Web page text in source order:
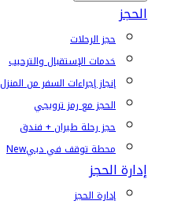
الحجز
حجز الرحلات
خدمات الإستقبال والترحيب
إنجاز إجراءات السفر من المنزل
الحجز مع رمز ترويجي
حجز رحلة طيران + فندق
محطة توقف في دبيNew
إدارة الحجز
إدارة الحجز